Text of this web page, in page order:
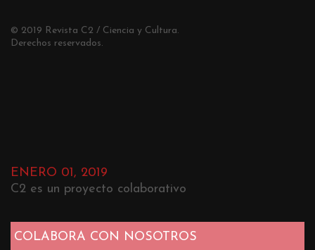
© 2019 Revista C2 / Ciencia y Cultura.
Derechos reservados.
ENERO 01, 2019
C2 es un proyecto colaborativo
COLABORA CON NOSOTROS